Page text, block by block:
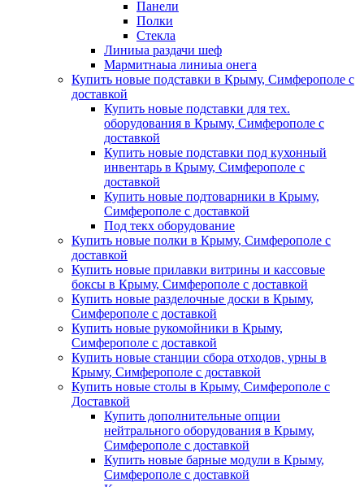
Панели
Полки
Стекла
Линиыа раздачи шеф
Мармитнаыа линиыа онега
Купить новые подставки в Крыму, Симферополе с
доставкой
Купить новые подставки для тех.
оборудования в Крыму, Симферополе с
доставкой
Купить новые подставки под кухонный
инвентарь в Крыму, Симферополе с
доставкой
Купить новые подтоварники в Крыму,
Симферополе с доставкой
Под текх оборудование
Купить новые полки в Крыму, Симферополе с
доставкой
Купить новые прилавки витрины и кассовые
боксы в Крыму, Симферополе с доставкой
Купить новые разделочные доски в Крыму,
Симферополе с доставкой
Купить новые рукомойники в Крыму,
Симферополе с доставкой
Купить новые станции сбора отходов, урны в
Крыму, Симферополе с доставкой
Купить новые столы в Крыму, Симферополе с
Доставкой
Купить дополнительные опции
нейтрального оборудования в Крыму,
Симферополе с доставкой
Купить новые барные модули в Крыму,
Симферополе с доставкой